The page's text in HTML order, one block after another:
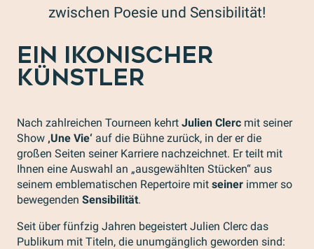
zwischen Poesie und Sensibilität!
EIN IKONISCHER
KÜNSTLER
Nach zahlreichen Tourneen kehrt Julien Clerc mit seiner
Show ‚Une Vie‘ auf die Bühne zurück, in der er die
großen Seiten seiner Karriere nachzeichnet. Er teilt mit
Ihnen eine Auswahl an „ausgewählten Stücken“ aus
seinem emblematischen Repertoire mit seiner immer so
bewegenden Sensibilität.
Seit über fünfzig Jahren begeistert Julien Clerc das
Publikum mit Titeln, die unumgänglich geworden sind: